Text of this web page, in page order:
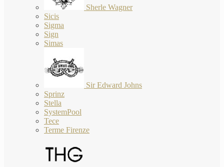
Sherle Wagner
Sicis
Sigma
Sign
Simas
Sir Edward Johns
Sprinz
Stella
SystemPool
Tece
Terme Firenze